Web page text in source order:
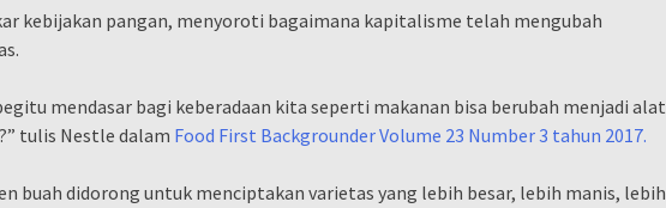
kebijakan pangan, menyoroti bagaimana kapitalisme telah mengubah
mendasar bagi keberadaan kita seperti makanan bisa berubah menjadi alat
tulis Nestle dalam Food First Backgrounder Volume 23 Number 3 tahun 2017.
buah didorong untuk menciptakan varietas yang lebih besar, lebih manis, lebih